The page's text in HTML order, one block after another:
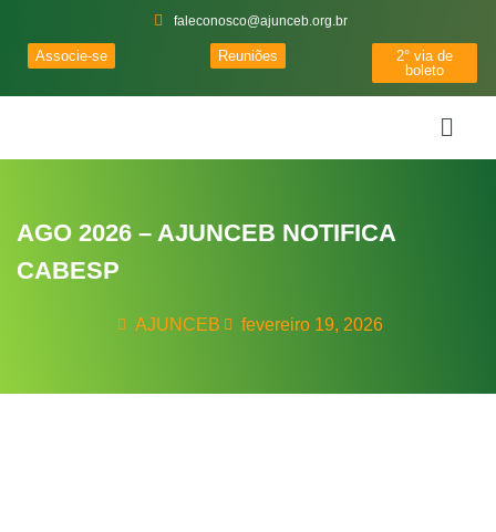
faleconosco@ajunceb.org.br
Associe-se Reuniões
2° via de
boleto
AGO 2026 – AJUNCEB NOTIFICA
CABESP
AJUNCEB fevereiro 19, 2026